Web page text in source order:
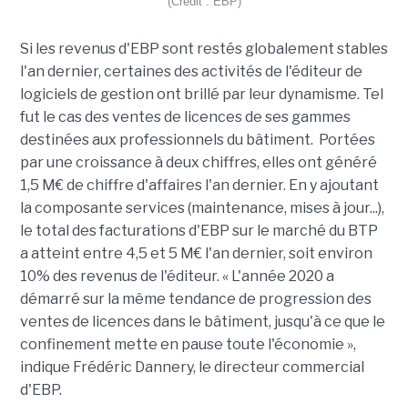
Si les revenus d'EBP sont restés globalement stables
l'an dernier, certaines des activités de l'éditeur de
logiciels de gestion ont brillé par leur dynamisme. Tel
fut le cas des ventes de licences de ses gammes
destinées aux professionnels du bâtiment. Portées
par une croissance à deux chiffres, elles ont généré
1,5 M€ de chiffre d'affaires l'an dernier. En y ajoutant
la composante services (maintenance, mises à jour...),
le total des facturations d'EBP sur le marché du BTP
a atteint entre 4,5 et 5 M€ l'an dernier, soit environ
10% des revenus de l'éditeur. « L'année 2020 a
démarré sur la même tendance de progression des
ventes de licences dans le bâtiment, jusqu'à ce que le
confinement mette en pause toute l'économie »,
indique Frédéric Dannery, le directeur commercial
d'EBP.